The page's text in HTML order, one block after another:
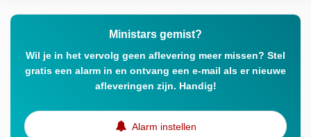
Ministars gemist?
Wil je in het vervolg geen aflevering meer missen? Stel
gratis een alarm in en ontvang een e-mail als er nieuwe
afleveringen zijn. Handig!
Alarm instellen